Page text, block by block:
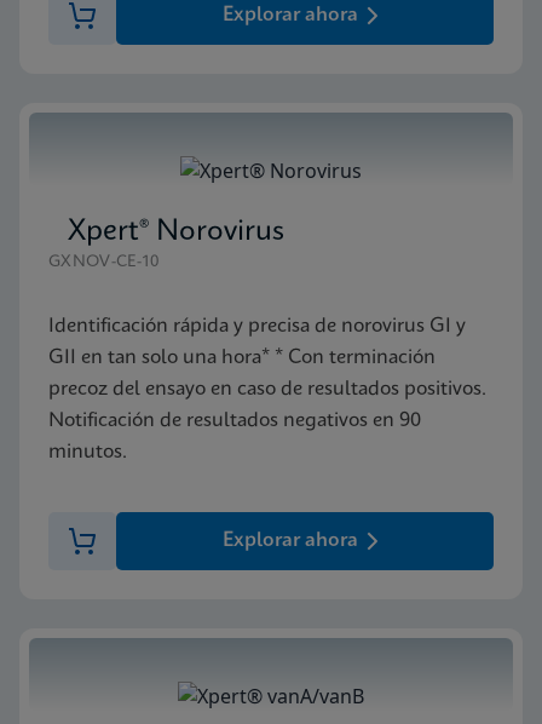
Explorar ahora
Xpert® Norovirus
GXNOV-CE-10
Identificación rápida y precisa de norovirus GI y
GII en tan solo una hora* * Con terminación
precoz del ensayo en caso de resultados positivos.
Notificación de resultados negativos en 90
minutos.
Explorar ahora